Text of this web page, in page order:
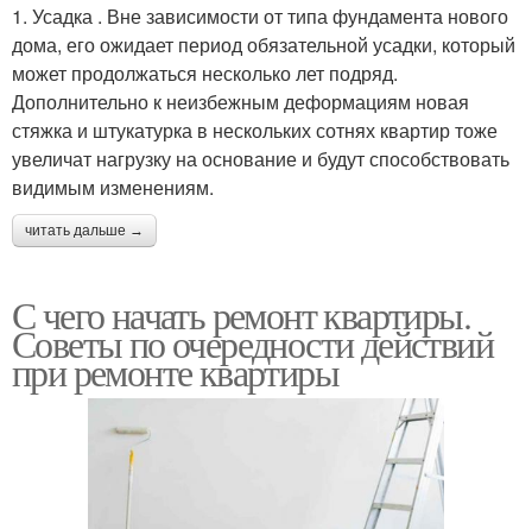
1. Усадка . Вне зависимости от типа фундамента нового
дома, его ожидает период обязательной усадки, который
может продолжаться несколько лет подряд.
Дополнительно к неизбежным деформациям новая
стяжка и штукатурка в нескольких сотнях квартир тоже
увеличат нагрузку на основание и будут способствовать
видимым изменениям.
читать дальше →
С чего начать ремонт квартиры.
Советы по очередности действий
при ремонте квартиры